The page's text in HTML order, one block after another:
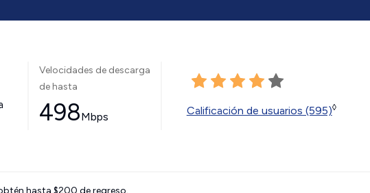
Velocidades de descarga
de hasta
498Mbps Calificación de usuarios (595)◊
hasta $200 de regreso.